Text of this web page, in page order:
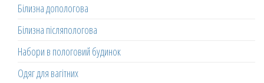
Білизна допологова
Білизна післяпологова
Набори в пологовий будинок
Одяг для вагітних